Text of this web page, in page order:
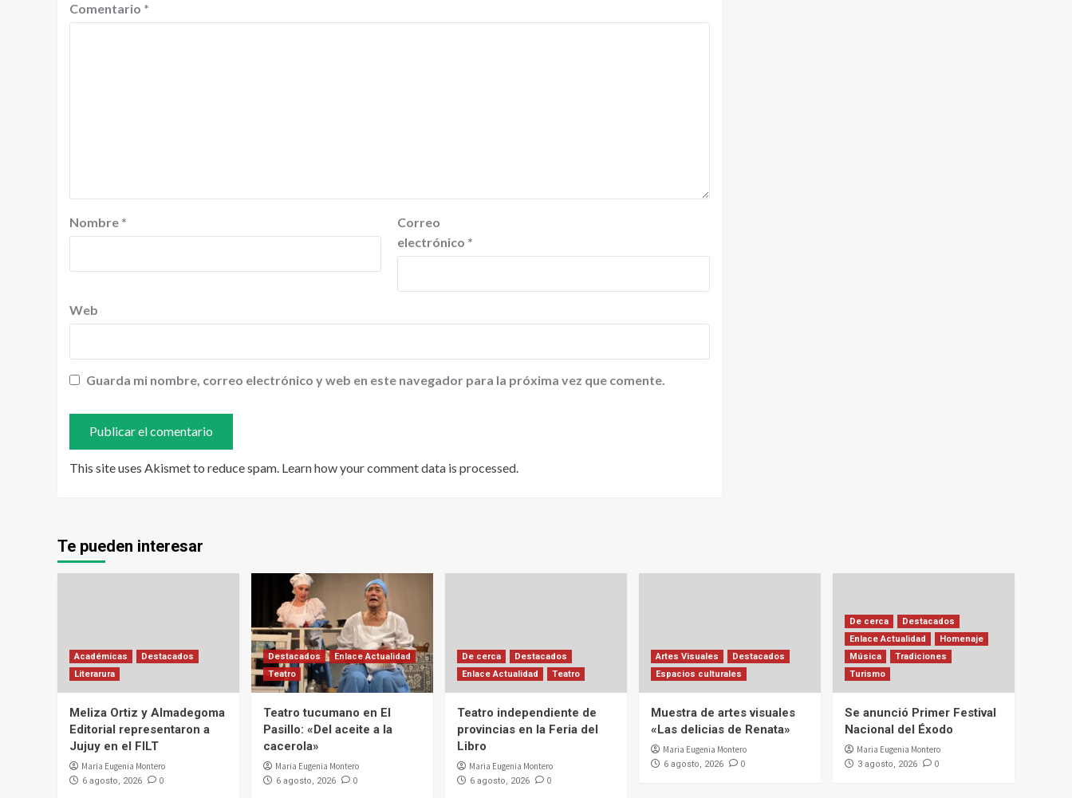
Comentario *
Nombre *
Correo
electrónico *
Web
Guarda mi nombre, correo electrónico y web en este navegador para la próxima vez que comente.
This site uses Akismet to reduce spam. Learn how your comment data is processed
Te pueden interesar
Académicas
Destacados
Literarura
Meliza Ortiz y Almadegoma
Editorial representaron a
Jujuy en el FILT
Maria Eugenia Montero
6 agosto, 2026 0
Destacados
Enlace Actualidad
Teatro
Teatro tucumano en El
Pasillo: «Del aceite a la
cacerola»
Maria Eugenia Montero
6 agosto, 2026 0
De cerca
Destacados
Enlace Actualidad
Teatro
Teatro independiente de
provincias en la Feria del
Libro
Maria Eugenia Montero
6 agosto, 2026 0
Artes Visuales
Destacados
Espacios culturales
Muestra de artes visuales
«Las delicias de Renata»
Maria Eugenia Montero
6 agosto, 2026 0
De cerca
Destacados
Enlace Actualidad
Homenaje
Música
Tradiciones
Turismo
Se anunció Primer Festival
Nacional del Éxodo
Maria Eugenia Montero
3 agosto, 2026 0